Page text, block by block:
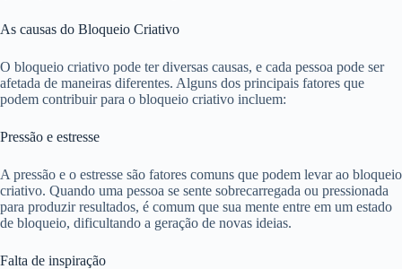
As causas do Bloqueio Criativo
O bloqueio criativo pode ter diversas causas, e cada pessoa pode ser
afetada de maneiras diferentes. Alguns dos principais fatores que
podem contribuir para o bloqueio criativo incluem:
Pressão e estresse
A pressão e o estresse são fatores comuns que podem levar ao bloqueio
criativo. Quando uma pessoa se sente sobrecarregada ou pressionada
para produzir resultados, é comum que sua mente entre em um estado
de bloqueio, dificultando a geração de novas ideias.
Falta de inspiração